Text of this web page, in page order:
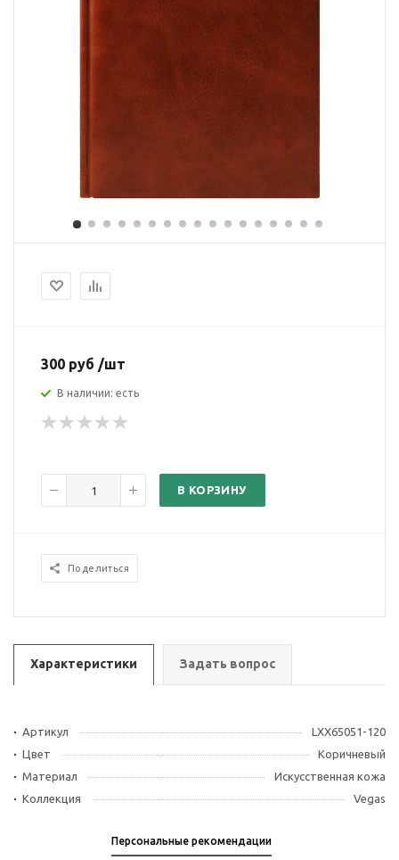
300 руб /шт
В наличии: есть
В КОРЗИНУ
Поделиться
Характеристики Задать вопрос
Артикул
LXX65051-120
Цвет
Коричневый
Материал
Искусственная кожа
Коллекция
Vegas
Персональные рекомендации